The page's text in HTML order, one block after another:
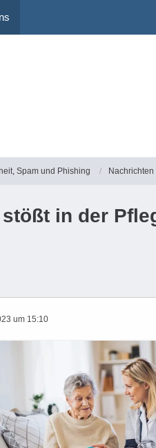
Spam und Phishing
in der
um 15:10